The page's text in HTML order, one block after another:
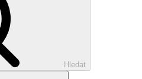
Hledat